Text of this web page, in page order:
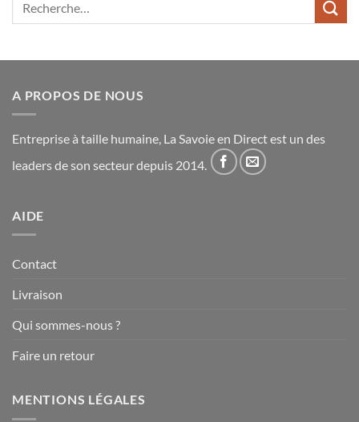
A PROPOS DE NOUS
Entreprise à taille humaine, La Savoie en Direct est un des
leaders de son secteur depuis 2014.
AIDE
Contact
Livraison
Qui sommes-nous ?
Faire un retour
MENTIONS LÉGALES